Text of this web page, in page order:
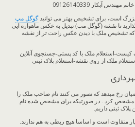
آبکار 09126140339
است، برای تشخیص بهتر می توانید گوگل مپ
تا نقشه (گوگل مپ) تبدیل به عکس ماهواره ایی
تشخیص ملک با دیدن عکس راحت تر از نقشه
کیست-استعلام ملک با کد پستی-جستجوی آنلاین
ملک از روی نقشه-استعلام پلاک ثبتی
رخ میدهد که تصور می کنند نام صاحب ملک را
مشخص کرد . در صورتیکه برای مشخص شده نام
ثبتی داریم.
متفاوت است و اساسا هیچ ربطی به هم ندارند.